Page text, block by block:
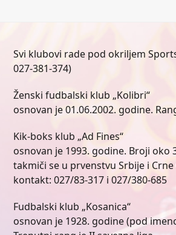
Svi klubovi rade pod okriljem
027-381-374)
Ženski fudbalski klub „Kolibri“
osnovan je 01.06.2002. godine.
Kik-boks klub „Ad Fines“
osnovan je 1993. godine. Broji oko
takmiči se u prvenstvu Srbije i Crne
kontakt: 027/83-317 i 027/380-685
Fudbalski klub „Kosanica“
osnovan je 1928. godine (pod